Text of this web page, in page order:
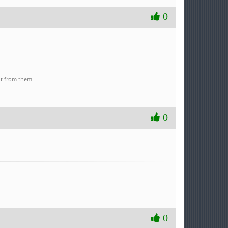
0
from them
0
0